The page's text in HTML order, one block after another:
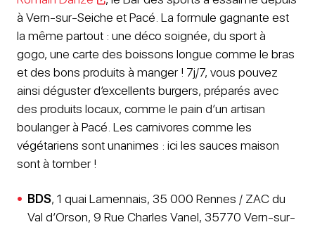
à Vern-sur-Seiche et Pacé. La formule gagnante est
la même partout : une déco soignée, du sport à
gogo, une carte des boissons longue comme le bras
et des bons produits à manger ! 7j/7, vous pouvez
ainsi déguster d’excellents burgers, préparés avec
des produits locaux, comme le pain d’un artisan
boulanger à Pacé. Les carnivores comme les
végétariens sont unanimes : ici les sauces maison
sont à tomber !
BDS, 1 quai Lamennais, 35 000 Rennes / ZAC du
Val d’Orson, 9 Rue Charles Vanel, 35770 Vern-sur-